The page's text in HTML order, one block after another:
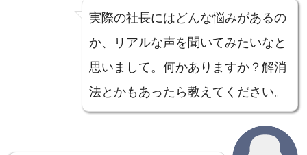
実際の社長にはどんな悩みがあるの
か、リアルな声を聞いてみたいなと
思いまして。何かありますか？解消
法とかもあったら教えてください。